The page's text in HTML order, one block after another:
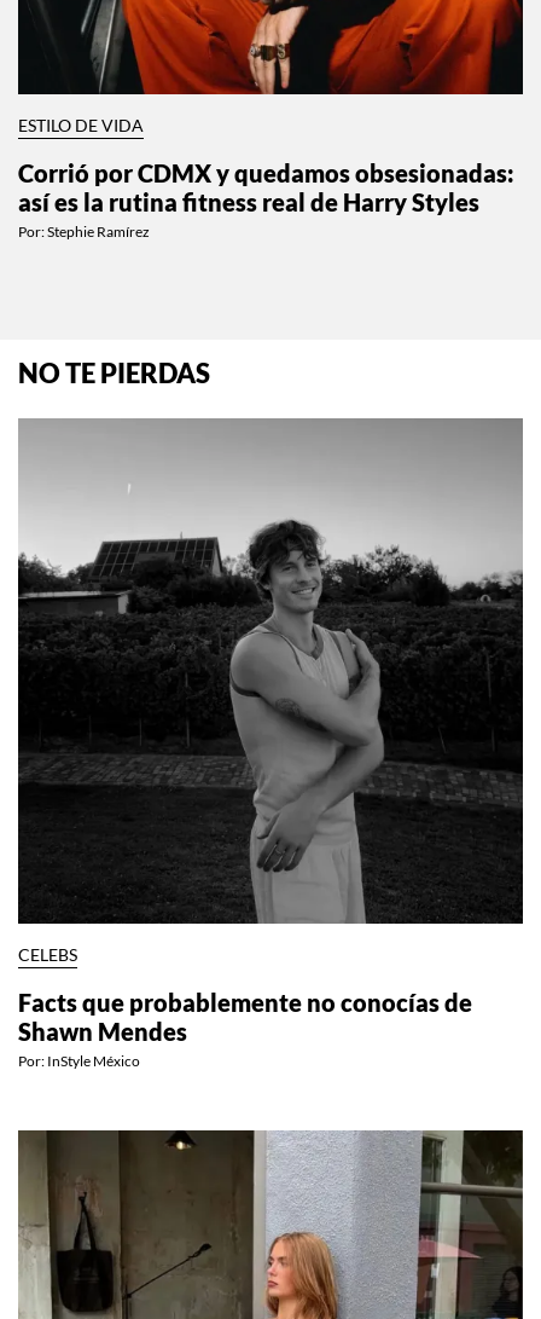
ESTILO DE VIDA
Corrió por CDMX y quedamos obsesionadas:
así es la rutina fitness real de Harry Styles
Por:Stephie Ramírez
NO TE PIERDAS
CELEBS
Facts que probablemente no conocías de
Shawn Mendes
Por: InStyle México